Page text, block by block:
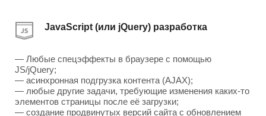
JavaScript (или jQuery) разработка
— Любые спецэффекты в браузере с помощью
JS/jQuery;
— асинхронная подгрузка контента (AJAX);
— любые другие задачи, требующие изменения каких-то
элементов страницы после её загрузки;
— создание продвинутых версий сайта с обновлением